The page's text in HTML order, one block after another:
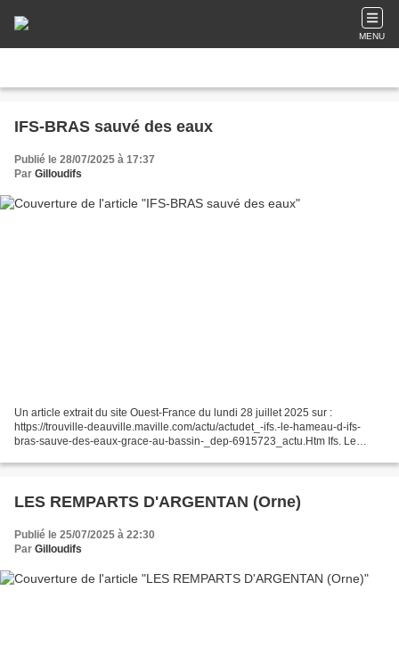
MENU
IFS-BRAS sauvé des eaux
Publié le 28/07/2025 à 17:37
Par Gilloudifs
Un article extrait du site Ouest-France du lundi 28 juillet 2025 sur :
https://trouville-deauville.maville.com/actu/actudet_-ifs.-le-hameau-d-ifs-
bras-sauve-des-eaux-grace-au-bassin-_dep-6915723_actu.Htm Ifs. Le
LES REMPARTS D'ARGENTAN (Orne)
Publié le 25/07/2025 à 22:30
Par Gilloudifs